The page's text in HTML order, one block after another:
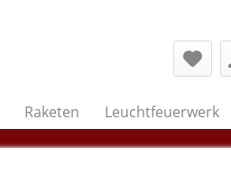
Raketen Leuchtfeuerwerk